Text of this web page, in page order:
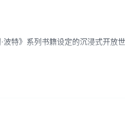
波特》系列书籍设定的沉浸式开放
的地点，发现奇妙的野兽，自定
一名握有古老秘密之钥匙的学生，